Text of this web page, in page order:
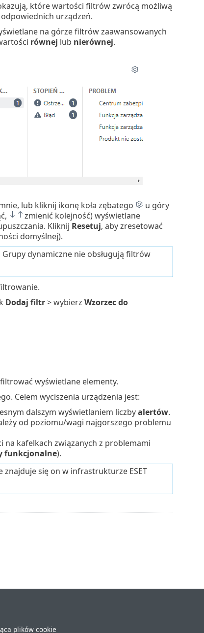
które wartości filtrów zwrócą możliwą
urządzeń.
na górze filtrów zaawansowanych
równej lub nierównej.
lub kliknij ikonę koła zębatego
u góry
zmienić kolejność) wyświetlane
Kliknij Resetuj, aby zresetować
domyślnej).
dynamiczne nie obsługują filtrów
Dodaj filtr> wybierz Wzorzec do
wyświetlane elementy.
Celem wyciszenia urządzenia jest:
dalszym wyświetlaniem liczbyalertów.
od poziomu/wagi najgorszego problemu
na kafelkach związanych z problemami
funkcjonalne).
znajduje się on w infrastrukturze ESET
plików cookie